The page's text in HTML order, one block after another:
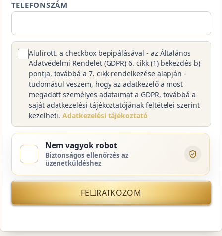
TELEFONSZÁM
Alulírott, a checkbox bepipálásával - az Általános
Adatvédelmi Rendelet (GDPR) 6. cikk (1) bekezdés b)
pontja, továbbá a 7. cikk rendelkezése alapján -
tudomásul veszem, hogy az adatkezelő a most
megadott személyes adataimat a GDPR, továbbá a
saját adatkezelési tájékoztatójának feltételei szerint
kezelheti. Adatkezelési tájékoztató
Nem vagyok robot
Biztonságos ellenőrzés az
üzenetküldéshez
FELIRATKOZOM